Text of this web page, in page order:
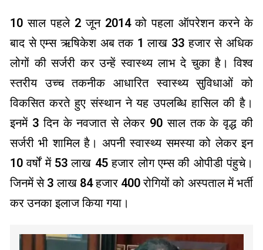
10 साल पहले 2 जून 2014 को पहला ऑपरेशन करने के
बाद से एम्स ऋषिकेश अब तक 1 लाख 33 हजार से अधिक
लोगों की सर्जरी कर उन्हें स्वास्थ्य लाभ दे चुका है। विश्व
स्तरीय उच्च तकनीक आधारित स्वास्थ्य सुविधाओं को
विकसित करते हुए संस्थान ने यह उपलब्धि हासिल की है।
इनमें 3 दिन के नवजात से लेकर 90 साल तक के वृद्ध की
सर्जरी भी शामिल है। अपनी स्वास्थ्य समस्या को लेकर इन
10 वर्षों में 53 लाख 45 हजार लोग एम्स की ओपीडी पंहुचे।
जिनमें से 3 लाख 84 हजार 400 रोगियों को अस्पताल में भर्ती
कर उनका इलाज किया गया।